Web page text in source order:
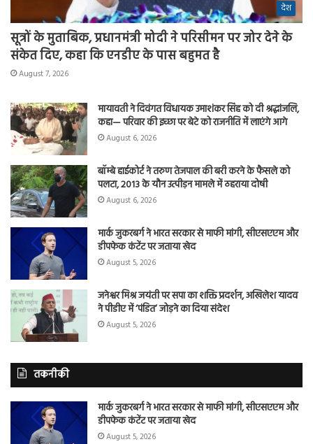
देश
सूत्रों के मुताबिक, प्रधानमंत्री मोदी ने परिसीमन पर जोर देने के
संकेत दिए, कहा कि एनडीए के पास बहुमत है
August 7, 2026
मायावती ने दिवंगत विधायक उमाशंकर सिंह को दी श्रद्धांजलि,
कहा— परिवार की इच्छा पर बेटे को राजनीति में लाएंगे आगे
August 6, 2026
बॉम्बे हाईकोर्ट ने तरुण तेजपाल की बरी करने के फैसले को
पलटा, 2013 के यौन उत्पीड़न मामले में ठहराया दोषी
August 6, 2026
मार्क जुकरबर्ग ने भारत सरकार से माफी मांगी, सीएसएएम और
डीपफेक कंटेंट पर जताया खेद
August 5, 2026
जनेश्वर मिश्र जयंती पर सपा का शक्ति प्रदर्शन, अखिलेश यादव
ने पीडीए में ‘पंडित’ जोड़ने का दिया संदेश
August 5, 2026
तकनीकी
मार्क जुकरबर्ग ने भारत सरकार से माफी मांगी, सीएसएएम और
डीपफेक कंटेंट पर जताया खेद
August 5, 2026